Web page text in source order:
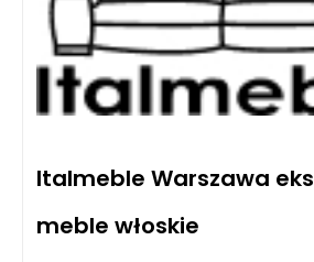
Italmeble Warszawa
meble włoskie